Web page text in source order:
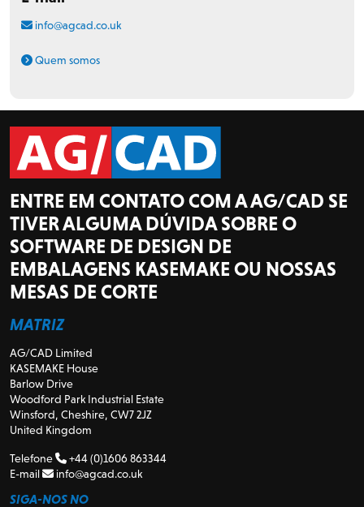
info@agcad.co.uk
Quem somos
ENTRE EM CONTATO COM A AG/CAD SE
TIVER ALGUMA DÚVIDA SOBRE O
SOFTWARE DE DESIGN DE
EMBALAGENS KASEMAKE OU NOSSAS
MESAS DE CORTE
MATRIZ
AG/CAD Limited
KASEMAKE House
Barlow Drive
Woodford Park Industrial Estate
Winsford, Cheshire, CW7 2JZ
United Kingdom
Telefone
+44 (0)1606 863344
E-mail
info@agcad.co.uk
SIGA-NOS NO